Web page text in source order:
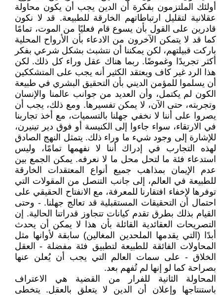
أولئك الملتزمون بفكرة أن الدين يجب أن يكون محاولة
عقلانية لتقليل ارتباطاتهم الخارقة للطبيعة. قد لا نكون
قادرين على القول بأن يسوع قام فعليًا من الموت، تمامًا
كما قد لا يتمكن الآخرون من الادعاء بأن الأرواح المحلية
باركت قبيلتهم، لكن يمكننا أن نتشبث بشكل شرعي بفكر
أكثر تجريدًا وغموضًا. ربما هناك عقل وراء كل ذلك. لكن
هذا الرد غير كاف ويعتقد الكثير أنه يجب على المتشككين
أن يسلموا للمؤمن الديني بأن التحقيق البشري في طبيعة
الكون لم يكتمل، وأن العديد من جوانب عالمنا والإنسان
وتجربته، حتى الآن، لا يمكن تفسيرها. ومع ذلك، يجب أن
يصروا على أننا لا نخفي جهلنا بالتسميات، مع أخذ تجاربنا
في الارتقاء، سواء جاءوا إلى الكنيسة أو فوق دير تينيرن،
للإشارة إلى وجود شيء ما وراء ذلك. يتمثل النهج الصادق
لهذه التجارب في إدراك أننا لا نفهمها تمامًا، وليس
استدعاء فئة ما لتحل محل ما لا نعرفه. يمكن الجمع بين
عدم الإيمان بمذاهب جميع أنواع المعتقدات الخارقة
للطبيعة في العالم، إلى جانب التنصل من المقولات التي
توفرها لإخفاء افتقارنا للمعرفة، مع الانفتاح الحقيقي على
احتمال أن التحقيقات المستقبلية قد تعالج جهلنا. - وحتى
القيام بذلك بطرق تقدم كيانات تتجاوز قدراتنا الحالية. إن
التصريحات العقائدية القائلة بأن هذا لا يمكن أن يحدث
أبدًا (التي يقدمها الملحدين المغالين) سابقة لأوانها مثل
المحاولات الفائقة للطبيعة لتطبيق فئة مفضلة - العقل
الخلاق - على سمات العالم التي يجب أن يُعلن عنها
بصراحة كما لو إنها لم تُفهم بعد.
المحاولة الثانية للفرار من القضية هي الاعتراف
باستنتاجها وإعلان أن الدين لا يتعلق بالعقل. يتخطى